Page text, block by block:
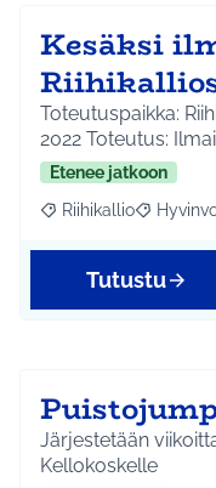
Kesäksi
Toteutuspaikka:
2022 Toteutus:
Etenee jatkoon
Rajaa tulokset
Riihikallio Rajaa
Tutustu
Järjestetään
Kellokoskelle